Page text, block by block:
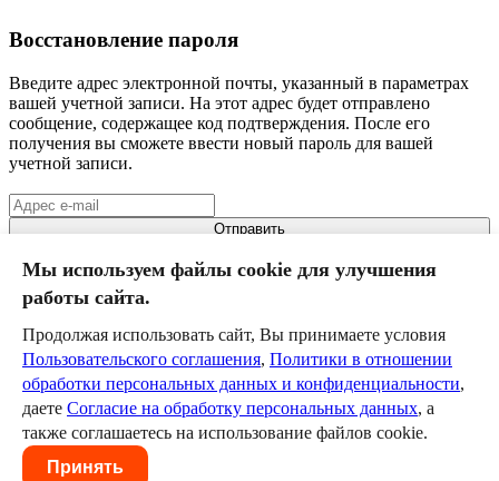
Восстановление пароля
Введите адрес электронной почты, указанный в параметрах
вашей учетной записи. На этот адрес будет отправлено
сообщение, содержащее код подтверждения. После его
получения вы сможете ввести новый пароль для вашей
учетной записи.
Отправить
Нурлат
Куйбышевская РДЖВ
III класс
Команда
Календарь
Новости
Служба технической поддержкиhelp@szd.online
Пользовательское соглашение
обработки персональных данных и конфиденциальности
Мы используем файлы cookie для улучшения
работы сайта.
Продолжая использовать сайт, Вы принимаете условия
Пользовательского соглашения, Политики в отношении
обработки персональных данных и конфиденциальности,
даете Согласие на обработку персональных данных, а
также соглашаетесь на использование файлов cookie.
Принять